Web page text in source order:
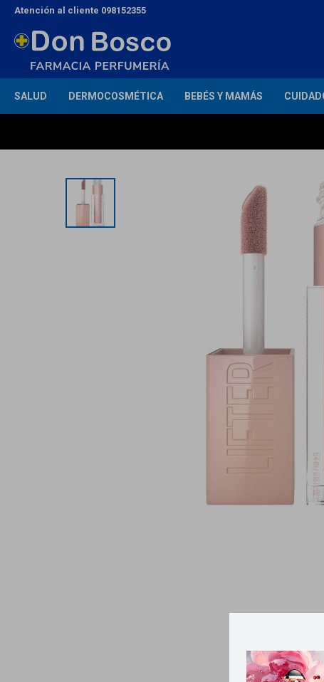
SALUD DERMOCOSMÉTICA BEBÉS Y MAMÁS
Atención al cliente 098152355